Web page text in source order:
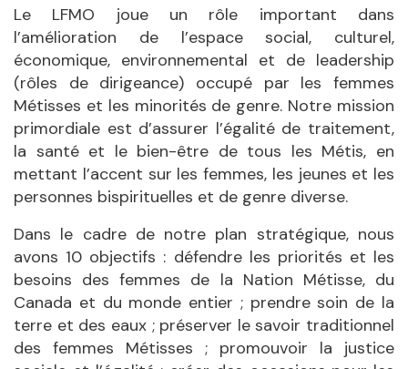
Le LFMO joue un rôle important dans
l’amélioration de l’espace social, culturel,
économique, environnemental et de leadership
(rôles de dirigeance) occupé par les femmes
Métisses et les minorités de genre. Notre mission
primordiale est d’assurer l’égalité de traitement,
la santé et le bien-être de tous les Métis, en
mettant l’accent sur les femmes, les jeunes et les
personnes bispirituelles et de genre diverse.
Dans le cadre de notre plan stratégique, nous
avons 10 objectifs : défendre les priorités et les
besoins des femmes de la Nation Métisse, du
Canada et du monde entier ; prendre soin de la
terre et des eaux ; préserver le savoir traditionnel
des femmes Métisses ; promouvoir la justice